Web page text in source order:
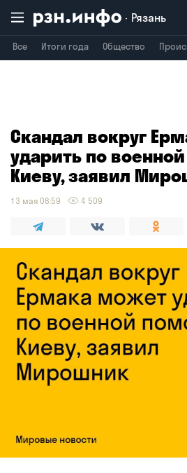
Рязань
Все Итоги года Общество
Воронеж
Скандал вокруг
ударить по
Киеву, заявил
13 мая 08:59 4 509